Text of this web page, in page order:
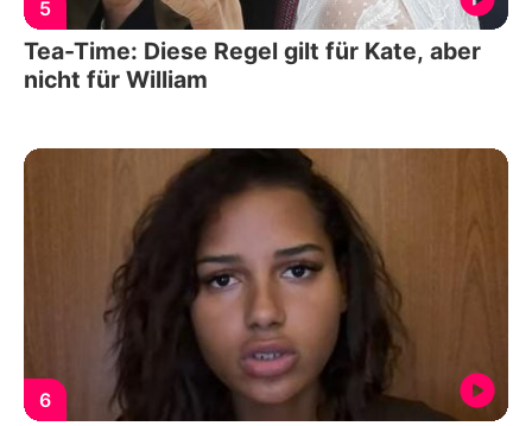
5
Tea-Time: Diese Regel gilt für Kate, aber
nicht für William
6